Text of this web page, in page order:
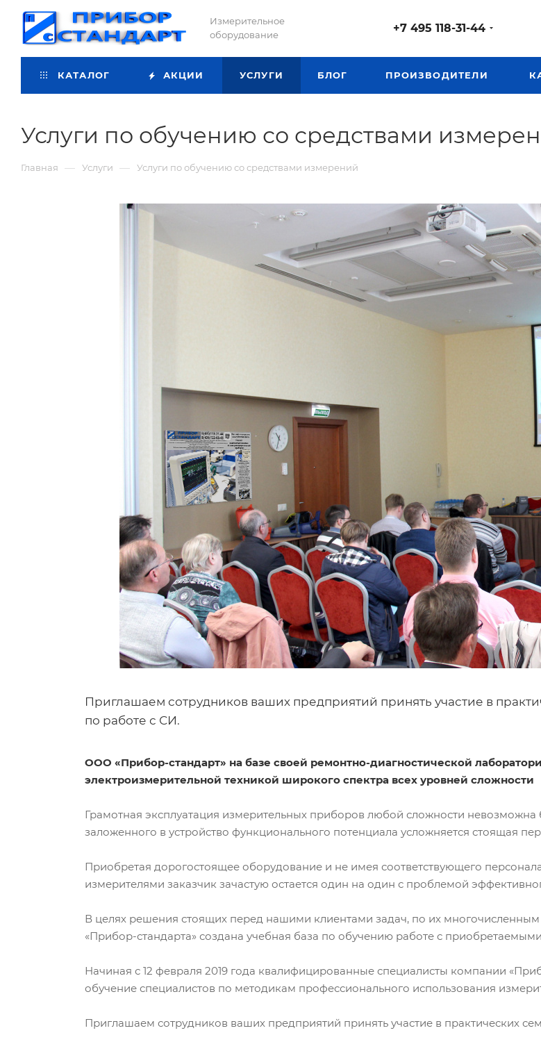
Измерительное
оборудование
+7 495 118-31-44
КАТАЛОГ АКЦИИ УСЛУГИ БЛОГ ПРОИЗВОДИТЕЛИ
Услуги по обучению со средствами
Главная — Услуги — Услуги по обучению со средствами измерений
Приглашаем сотрудников ваших предприятий принять участие в
по работе с СИ.
ООО «Прибор-стандарт» на базе своей ремонтно-диагностической
электроизмерительной техникой широкого спектра всех уровней сложности
Грамотная эксплуатация измерительных приборов любой сложности
заложенного в устройство функционального потенциала усложняется стоящая
Приобретая дорогостоящее оборудование и не имея соответствующего
измерителями заказчик зачастую остается один на один с проблемой
В целях решения стоящих перед нашими клиентами задач, по их
«Прибор-стандарта» создана учебная база по обучению работе с
Начиная с 12 февраля 2019 года квалифицированные специалисты компании
обучение специалистов по методикам профессионального использования
Приглашаем сотрудников ваших предприятий принять участие в практических